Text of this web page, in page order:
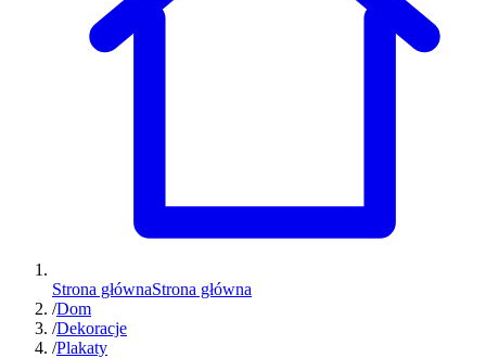
Strona głównaStrona główna
/Dom
/Dekoracje
/Plakaty